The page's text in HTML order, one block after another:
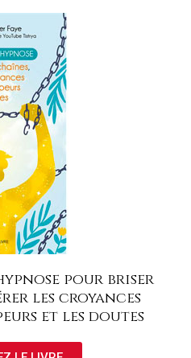
pour briser
les croyances
et les doutes